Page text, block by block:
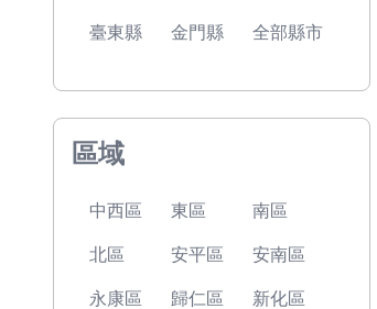
臺東縣 金門縣 全部縣市
區域
中西區 東區 南區
北區 安平區 安南區
永康區 歸仁區 新化區